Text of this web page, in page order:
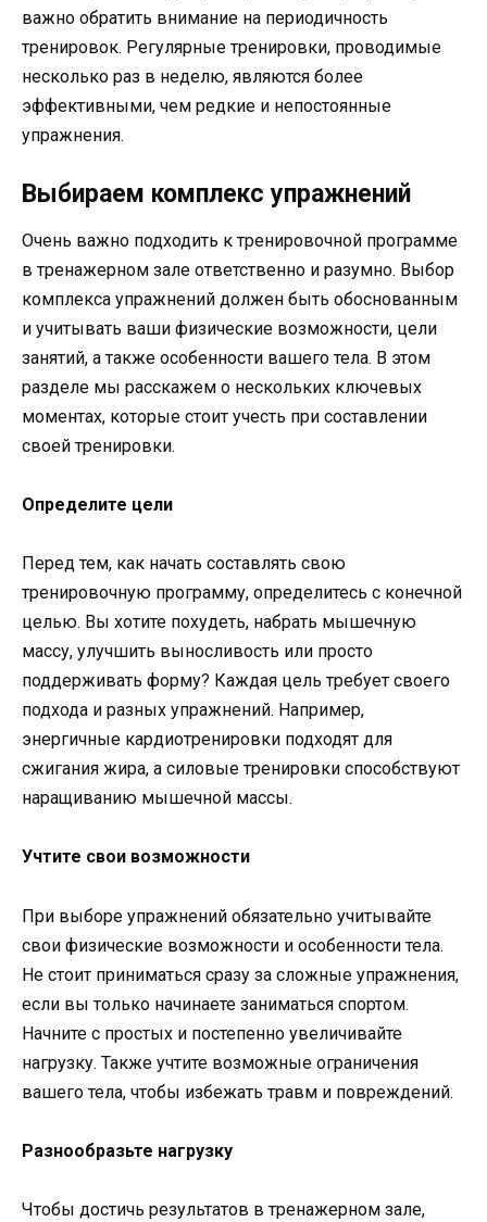
важно обратить внимание на периодичность
тренировок. Регулярные тренировки, проводимые
несколько раз в неделю, являются более
эффективными, чем редкие и непостоянные
упражнения.
Выбираем комплекс упражнений
Очень важно подходить к тренировочной программе
в тренажерном зале ответственно и разумно. Выбор
комплекса упражнений должен быть обоснованным
и учитывать ваши физические возможности, цели
занятий, а также особенности вашего тела. В этом
разделе мы расскажем о нескольких ключевых
моментах, которые стоит учесть при составлении
своей тренировки.
Определите цели
Перед тем, как начать составлять свою
тренировочную программу, определитесь с конечной
целью. Вы хотите похудеть, набрать мышечную
массу, улучшить выносливость или просто
поддерживать форму? Каждая цель требует своего
подхода и разных упражнений. Например,
энергичные кардиотренировки подходят для
сжигания жира, а силовые тренировки способствуют
наращиванию мышечной массы.
Учтите свои возможности
При выборе упражнений обязательно учитывайте
свои физические возможности и особенности тела.
Не стоит приниматься сразу за сложные упражнения,
если вы только начинаете заниматься спортом.
Начните с простых и постепенно увеличивайте
нагрузку. Также учтите возможные ограничения
вашего тела, чтобы избежать травм и повреждений.
Разнообразьте нагрузку
Чтобы достичь результатов в тренажерном зале,